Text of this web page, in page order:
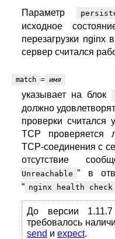
Параметр
исходное
перезагрузки nginx
сервер считался
match = имя
указывает на блок
должно
проверки
TCP проверяется
TCP-соединения с
отсутствие
Unreachable ” в
“ nginx health check
До версии
требовалось
send и expect.